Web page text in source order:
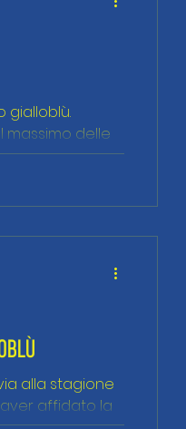
gialloblù.
massimo delle
alla stagione
aver affidato la